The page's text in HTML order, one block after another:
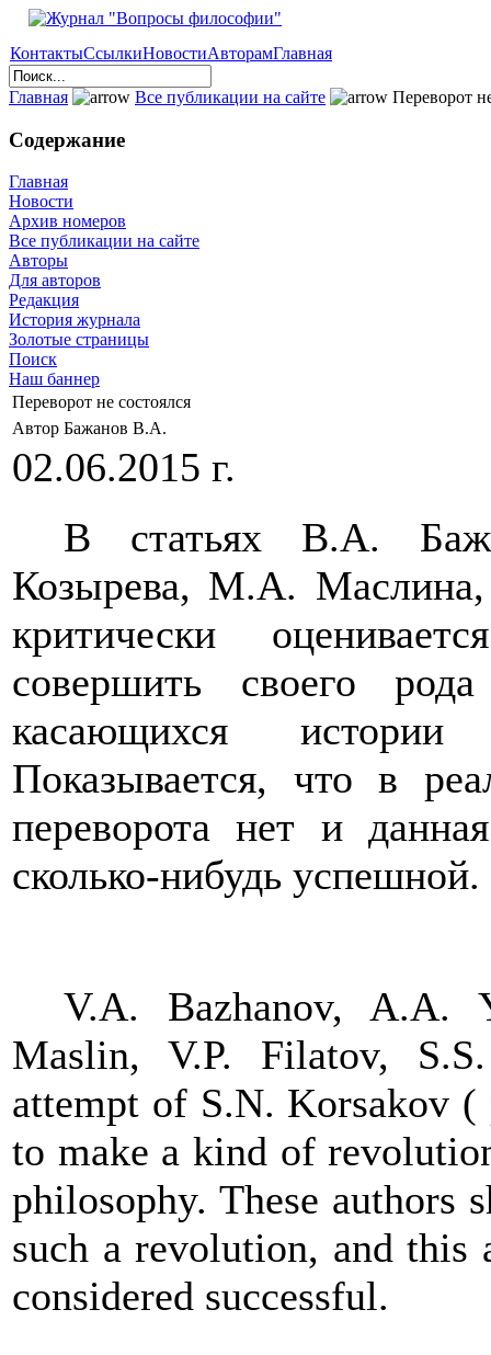
КонтактыСсылкиНовостиАвторамГлавная
Главная Все публикации на сайте Переворот
Содержание
Главная
Новости
Архив номеров
Все публикации на сайте
Авторы
Для авторов
Редакция
История журнала
Золотые страницы
Поиск
Наш баннер
Переворот не состоялся
Автор Бажанов В.А.
02.06.2015 г.
В статьях В.А.
Козырева, М.А.
критически
совершить своего
касающихся истории
Показывается, что в
переворота нет и
сколько-нибудь успешной.
V.A. Bazhanov, A.A.
Maslin, V.P. Filatov,
attempt of S.N. Korsakov
to make a kind of
philosophy. These authors
such a revolution, and
considered successful.